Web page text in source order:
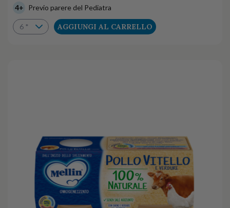
4+ Previo parere del Pediatra
AGGIUNGI AL CARRELLO